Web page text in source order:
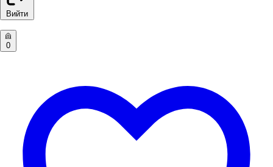
Вийти
0